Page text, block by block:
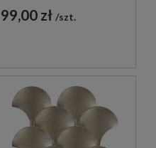
DEKORACYJNA W
ZIELONYM ODCIENIU
99,00 zł szt.